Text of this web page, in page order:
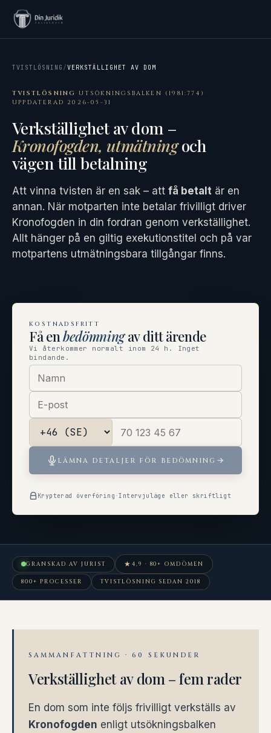
TVISTLÖSNING /VERKSTÄLLIGHET AV DOM
TVISTLÖSNING· UTSÖKNINGSBALKEN (1981:774)·
UPPDATERAD 2026-05-31
Verkställighet av dom –
Kronofogden, utmätningoch
vägen till betalning
Att vinna tvisten är en sak – att få betalt är en
annan. När motparten inte betalar frivilligt driver
Kronofogden in din fordran genom verkställighet.
Allt hänger på en giltig exekutionstitel och på var
motpartens utmätningsbara tillgångar finns.
KOSTNADSFRITT
Få enbedömningav ditt ärende
Vi återkommer normalt inom 24 h. Inget
bindande.
LÄMNA DETALJER FÖR BEDÖMNING
Krypterad överföring ·Intervjuläge eller skriftligt
GRANSKAD AV JURIST ★ 4,9 · 80+ OMDÖMEN
800+ PROCESSER TVISTLÖSNING SEDAN 2018
SAMMANFATTNING · 60 SEKUNDER
Verkställighet av dom – fem rader
En dom som inte följs frivilligt verkställs av
Kronofogden enligt utsökningsbalken